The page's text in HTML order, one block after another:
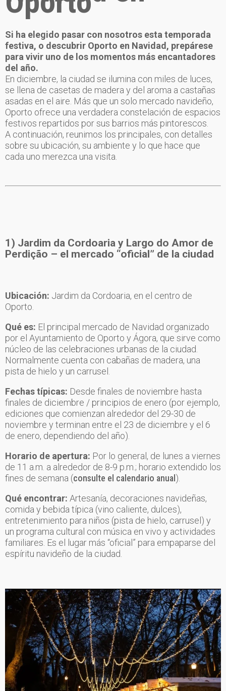
Si ha elegido pasar con nosotros esta temporada
festiva, o descubrir Oporto en Navidad, prepárese
para vivir uno de los momentos más encantadores
del año.
En diciembre, la ciudad se ilumina con miles de luces,
se llena de casetas de madera y del aroma a castañas
asadas en el aire. Más que un solo mercado navideño,
Oporto ofrece una verdadera constelación de espacios
festivos repartidos por sus barrios más pintorescos.
A continuación, reunimos los principales, con detalles
sobre su ubicación, su ambiente y lo que hace que
cada uno merezca una visita.
1) Jardim da Cordoaria y Largo do Amor de
Perdição – el mercado “oficial” de la ciudad
Ubicación: Jardim da Cordoaria, en el centro de
Oporto.
Qué es: El principal mercado de Navidad organizado
por el Ayuntamiento de Oporto y Ágora, que sirve como
núcleo de las celebraciones urbanas de la ciudad.
Normalmente cuenta con cabañas de madera, una
pista de hielo y un carrusel.
Fechas típicas: Desde finales de noviembre hasta
finales de diciembre / principios de enero (por ejemplo,
ediciones que comienzan alrededor del 29-30 de
noviembre y terminan entre el 23 de diciembre y el 6
de enero, dependiendo del año).
Horario de apertura: Por lo general, de lunes a viernes
de 11 a.m. a alrededor de 8-9 p.m.; horario extendido los
fines de semana (consulte el calendario anual).
Qué encontrar: Artesanía, decoraciones navideñas,
comida y bebida típica (vino caliente, dulces),
entretenimiento para niños (pista de hielo, carrusel) y
un programa cultural con música en vivo y actividades
familiares. Es el lugar más “oficial” para empaparse del
espíritu navideño de la ciudad.